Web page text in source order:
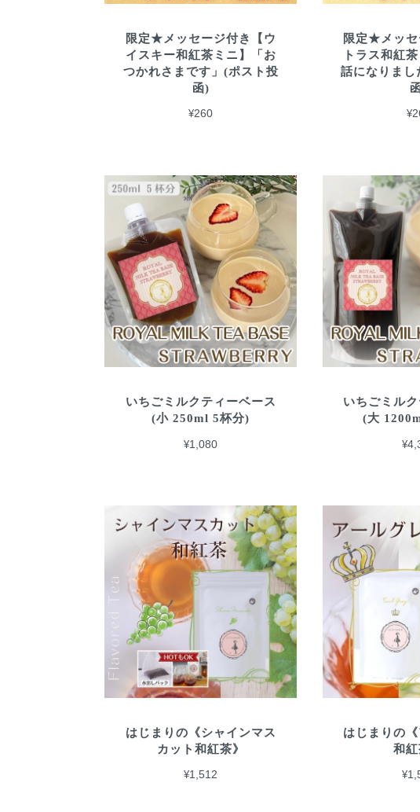
限定★メッセージ付き【ウ
イスキー和紅茶ミニ】「お
つかれさまです」(ポスト投
函)
¥260
限定★メッセ
トラス和紅
話になりまし
いちごミルクティーベース
(小 250ml 5杯分)
¥1,080
いちごミル
(大
はじまりの《シャインマス
カット和紅茶》
¥1,512
はじまりの
和紅